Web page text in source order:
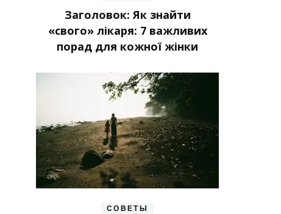
Заголовок: Як знайти
«свого» лікаря: 7 важливих
порад для кожної жінки
СОВЕТЫ